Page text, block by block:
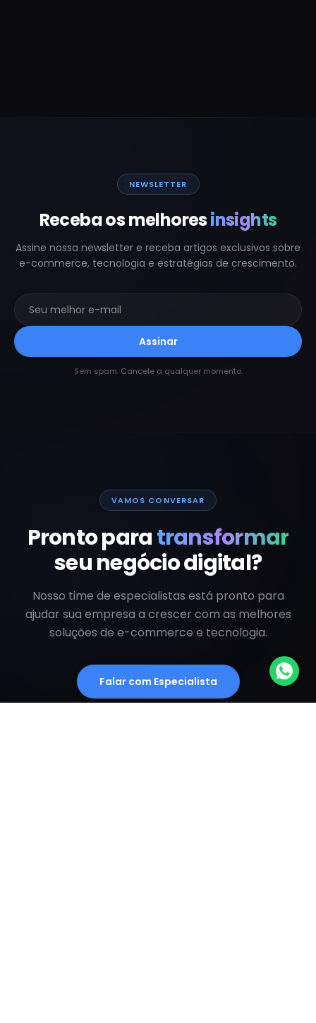
NEWSLETTER
Receba os melhoresinsights
Assine nossa newsletter e receba artigos exclusivos sobre
e-commerce, tecnologia e estratégias de crescimento.
Assinar
Sem spam. Cancele a qualquer momento.
VAMOS CONVERSAR
Pronto paratransformar
seu negócio digital?
Nosso time de especialistas está pronto para
ajudar sua empresa a crescer com as melhores
soluções de e-commerce e tecnologia.
Falar com Especialista